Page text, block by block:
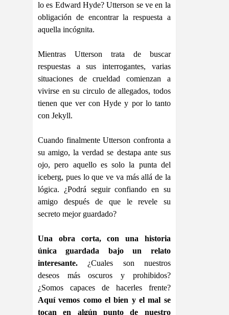
lo es Edward Hyde? Utterson se ve en la
obligación de encontrar la respuesta a
aquella incógnita.
Mientras Utterson trata de buscar
respuestas a sus interrogantes, varias
situaciones de crueldad comienzan a
vivirse en su circulo de allegados, todos
tienen que ver con Hyde y por lo tanto
con Jekyll.
Cuando finalmente Utterson confronta a
su amigo, la verdad se destapa ante sus
ojo, pero aquello es solo la punta del
iceberg, pues lo que ve va más allá de la
lógica. ¿Podrá seguir confiando en su
amigo después de que le revele su
secreto mejor guardado?
Una obra corta, con una historia
única guardada bajo un relato
interesante.¿Cuales son nuestros
deseos más oscuros y prohibidos?
¿Somos capaces de hacerles frente?
Aquí vemos como el bien y el mal se
tocan en algún punto de nuestro